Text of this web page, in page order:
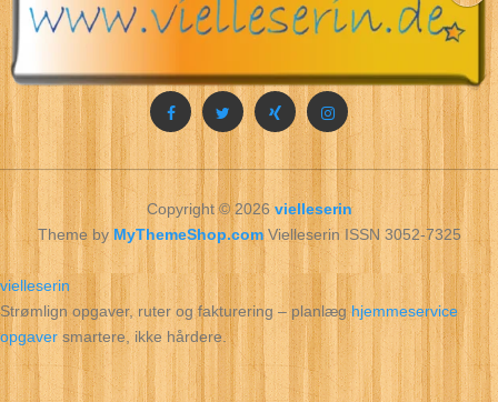
Copyright © 2026vielleserin
Theme by MyThemeShop.comVielleserin ISSN 3052-7325
vielleserin
Strømlign opgaver, ruter og fakturering – planlæghjemmeservice
opgaversmartere, ikke hårdere.